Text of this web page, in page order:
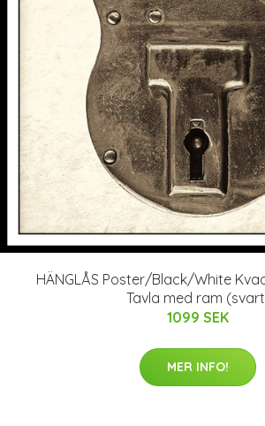
HÄNGLÅS Poster/Black/White
Tavla med ram
1099 SEK
MER INFO!